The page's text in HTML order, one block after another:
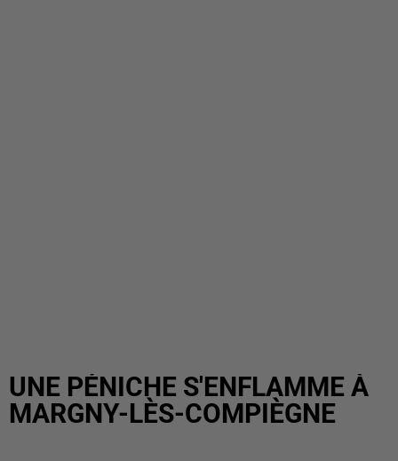
UNE PÉNICHE S'ENFLAMME À
MARGNY-LÈS-COMPIÈGNE